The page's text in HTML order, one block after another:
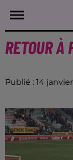
RETOUR À
Publié : 14